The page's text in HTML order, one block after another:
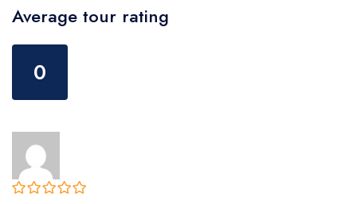
Average tour rating
0